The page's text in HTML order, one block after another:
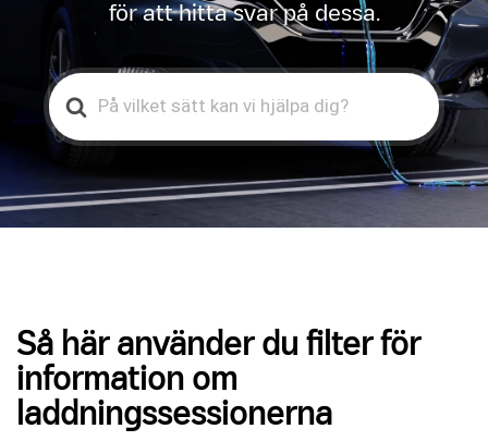
för att hitta svar på dessa.
Search
For
Så här använder du filter för
information om
laddningssessionerna